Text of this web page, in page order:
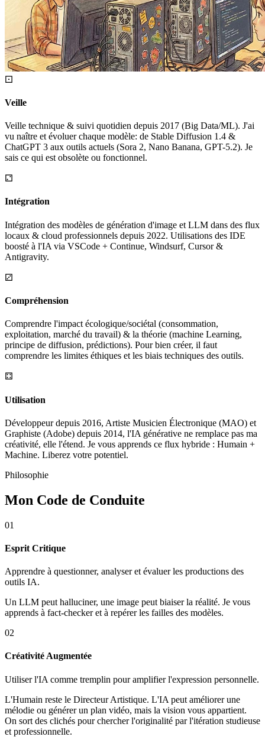
⚀
Veille
Veille technique & suivi quotidien depuis 2017 (Big Data/ML). J'ai
vu naître et évoluer chaque modèle: de Stable Diffusion 1.4 &
ChatGPT 3 aux outils actuels (Sora 2, Nano Banana, GPT-5.2). Je
sais ce qui est obsolète ou fonctionnel.
⚁
Intégration
Intégration des modèles de génération d'image et LLM dans des flux
locaux & cloud professionnels depuis 2022. Utilisations des IDE
boosté à l'IA via VSCode + Continue, Windsurf, Cursor &
Antigravity.
⚂
Compréhension
Comprendre l'impact écologique/sociétal (consommation,
exploitation, marché du travail) & la théorie (machine Learning,
principe de diffusion, prédictions). Pour bien créer, il faut
comprendre les limites éthiques et les biais techniques des outils.
⚃
Utilisation
Développeur depuis 2016, Artiste Musicien Électronique (MAO) et
Graphiste (Adobe) depuis 2014, l'IA générative ne remplace pas ma
créativité, elle l'étend. Je vous apprends ce flux hybride : Humain +
Machine. Liberez votre potentiel.
Philosophie
Mon Code de Conduite
01
Esprit Critique
Apprendre à questionner, analyser et évaluer les productions des
outils IA.
Un LLM peut halluciner, une image peut biaiser la réalité. Je vous
apprends à fact-checker et à repérer les failles des modèles.
02
Créativité Augmentée
Utiliser l'IA comme tremplin pour amplifier l'expression personnelle.
L'Humain reste le Directeur Artistique. L'IA peut améliorer une
mélodie ou générer un plan vidéo, mais la vision vous appartient.
On sort des clichés pour chercher l'originalité par l'itération studieuse
et professionnelle.